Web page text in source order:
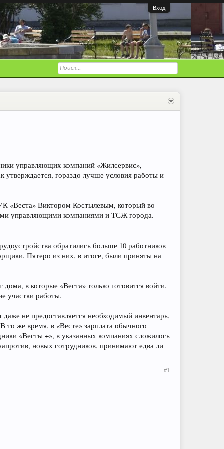
Вход
управляющих компаний «Жилсервис»,
утверждается, гораздо лучше условия работы и
«Веста» Виктором Костылевым, который во
управляющими компаниями и ТСЖ города.
обратились больше 10 работников
Пятеро из них, в итоге, были приняты на
в которые «Веста» только готовится войти.
участки работы.
не предоставляется необходимый инвентарь,
то же время, в «Весте» зарплата обычного
«Весты +», в указанных компаниях сложилось
новых сотрудников, принимают едва ли
#1